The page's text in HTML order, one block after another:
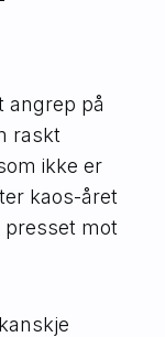
angrep på
raskt
ikke er
kaos-året
presset mot